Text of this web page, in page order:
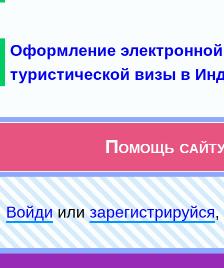
Оформление электронной
туристической визы в
Помощь
Войдиилизарeгиcтpируйся,